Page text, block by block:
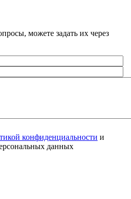
можете задать их через
конфиденциальности и
данных